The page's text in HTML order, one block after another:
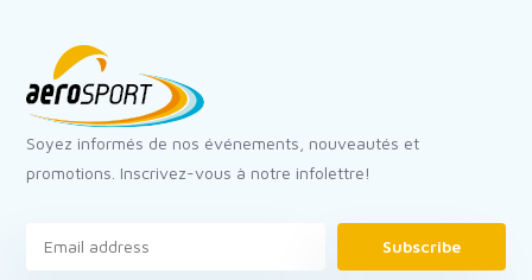
Soyez informés de nos événements, nouveautés et
promotions. Inscrivez-vous à notre infolettre!
Subscribe